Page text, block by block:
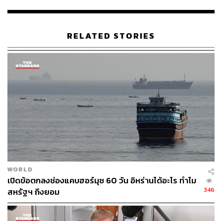
พลเมืองหุ่นยนต์ซาอุดีอาระเบียตัวนี้จะได้รับสิทธิประโยชน์
หากแต่หลายๆ ฝ่ายต่างก็รู้สึกกังวลใจไม่ต่างกันที่หุ่นยนต์ได้
กลายเป็นพลเมืองของประเทศใดประเทศหนึ่งเช่นนี้
อ้างอิง:
www.businessinsider.com/sophia-robot-citizenship-i
n-saudi-arabia-the-first-of-its-kind-2017-10
www.dailymail.co.uk/sciencetech/article-5020787/Ro
bot-granted-CITIZENSHIP-Saudi-Arabia-world-first.h
tml?ito=social-twitter_mailonline#ixzz4wd2N2tJO
@elonmusk/Twitter
TAGS:
Future Investment Initiative
David Hanson
Hanson Robotics
RELATED STORIES
WORLD
เปิดข้อตกลงช่องแคบฮอร์มุซ 60 วัน อิหร่านได้อะไร ทำไม
สหรัฐฯ ถึงยอม
346